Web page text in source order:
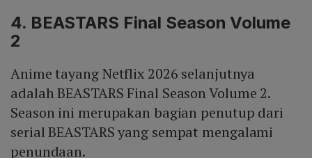
4. BEASTARS Final Season Volume
2
Anime tayang Netflix 2026 selanjutnya
adalah BEASTARS Final Season Volume 2.
Season ini merupakan bagian penutup dari
serial BEASTARS yang sempat mengalami
penundaan.